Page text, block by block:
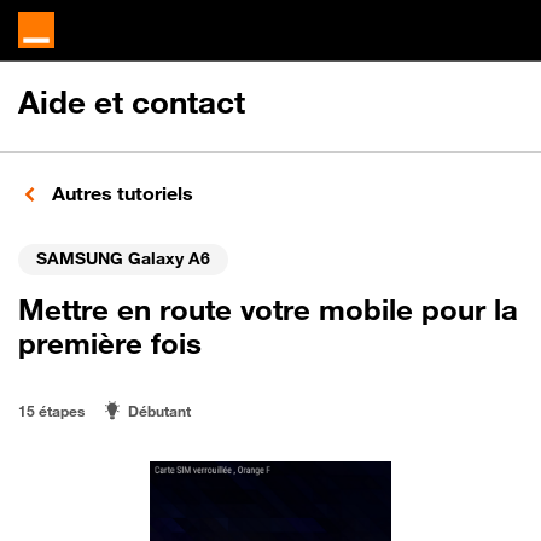
Aide et contact
Autres tutoriels
SAMSUNG Galaxy A6
Mettre en route votre mobile pour la
première fois
15 étapes Débutant